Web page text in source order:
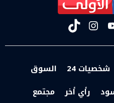
youtube
instagram
tiktok
شخصيات 24
السوق
رأي أخر مجتمع